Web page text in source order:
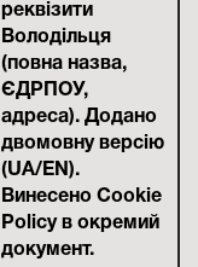
реквізити
Володільця
(повна назва,
ЄДРПОУ,
адреса). Додано
двомовну версію
(UA/EN).
Винесено Cookie
Policy в окремий
документ.